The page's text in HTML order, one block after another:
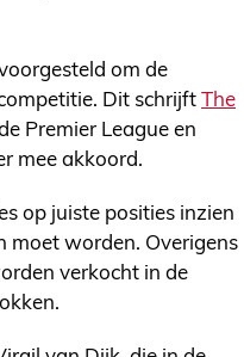
om de
Dit schrijft The
Premier League en
mee akkoord.
op juiste posities inzien
moet worden. Overigens
verkocht in de